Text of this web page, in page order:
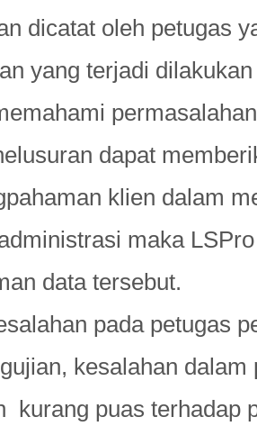
dicatat oleh petugas
yang terjadi
dapat
klien dalam
maka
data tersebut.
pada petugas
kesalahan
kurang puas terhadap